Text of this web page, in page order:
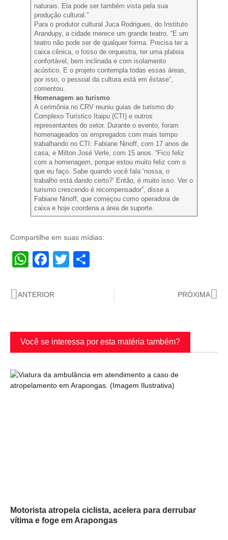
naturais. Ela pode ser também vista pela sua
produção cultural.”
Para o produtor cultural Juca Rodrigues, do Instituto
Arandupy, a cidade merece um grande teatro. “E um
teatro não pode ser de qualquer forma. Precisa ter a
caixa cênica, o fosso de orquestra, ter uma plateia
confortável, bem inclinada e com isolamento
acústico. E o projeto contempla todas essas áreas,
por isso, o pessoal da cultura está em êxtase”,
comentou.
Homenagem ao turismo
A cerimônia no CRV reuniu guias de turismo do
Complexo Turístico Itaipu (CTI) e outros
representantes do setor. Durante o evento, foram
homenageados os empregados com mais tempo
trabalhando no CTI: Fabiane Ninoff, com 17 anos de
casa, e Milton José Verle, com 15 anos. “Fico feliz
com a homenagem, porque estou muito feliz com o
que eu faço. Sabe quando você fala ‘nossa, o
trabalho está dando certo?’ Então, é muito isso. Ver o
turismo crescendo é recompensador”, disse a
Fabiane Ninoff, que começou como operadora de
caixa e hoje coordena a área de suporte.
Compartilhe em suas mídias:
WhatsApp
Facebook
Twitter
ANTERIOR PRÓXIMA
Você se interessa por esta matéria também?
Motorista atropela ciclista, acelera para derrubar
vítima e foge em Arapongas